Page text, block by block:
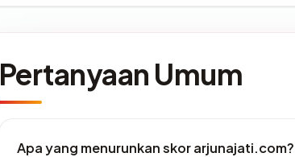
Pertanyaan Umum
Apa yang menurunkan skor arjunajati.com?